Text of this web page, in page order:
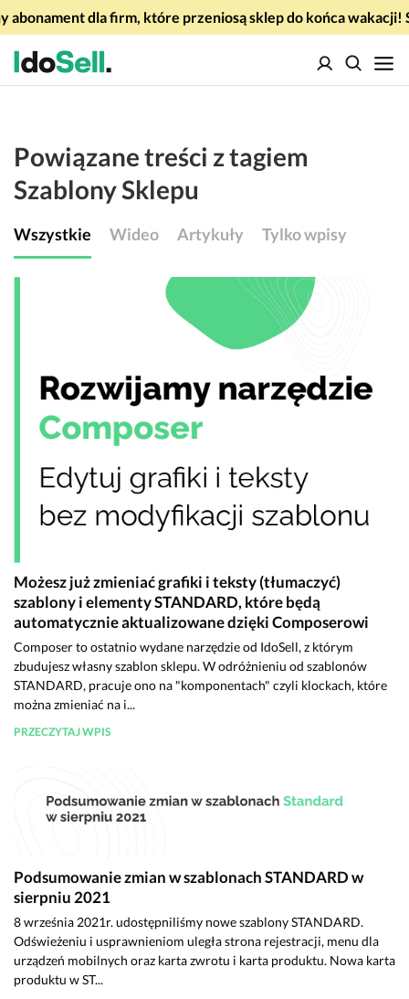
abonament dla firm, które przeniosą sklep do końca wakacji!
Powiązane treści z tagiem
Szablony Sklepu
Wszystkie Wideo Artykuły Tylko wpisy
Możesz już zmieniać grafiki i teksty (tłumaczyć)
szablony i elementy STANDARD, które będą
automatycznie aktualizowane dzięki Composerowi
Composer to ostatnio wydane narzędzie od IdoSell, z którym
zbudujesz własny szablon sklepu. W odróżnieniu od szablonów
STANDARD, pracuje ono na "komponentach" czyli klockach, które
można zmieniać na i...
PRZECZYTAJ WPIS
Podsumowanie zmian w szablonach STANDARD w
sierpniu 2021
8 września 2021r. udostępniliśmy nowe szablony STANDARD.
Odświeżeniu i usprawnieniom uległa strona rejestracji, menu dla
urządzeń mobilnych oraz karta zwrotu i karta produktu. Nowa karta
produktu w ST...